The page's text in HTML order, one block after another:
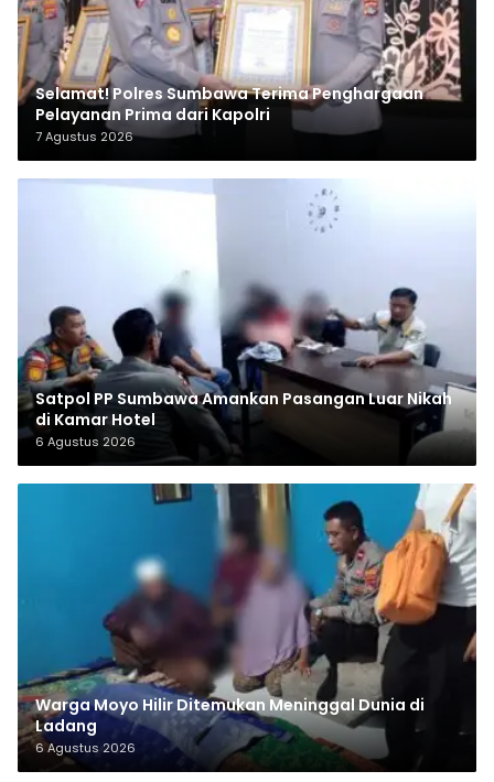
Selamat! Polres Sumbawa Terima Penghargaan
Pelayanan Prima dari Kapolri
7 Agustus 2026
Satpol PP Sumbawa Amankan Pasangan Luar Nikah
di Kamar Hotel
6 Agustus 2026
Warga Moyo Hilir Ditemukan Meninggal Dunia di
Ladang
6 Agustus 2026